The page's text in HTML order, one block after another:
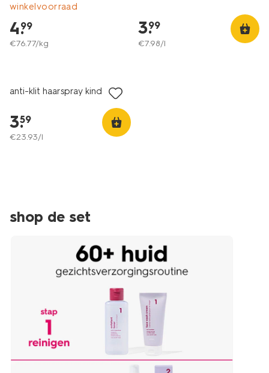
winkelvoorraad
4.
99
€76.77/kg
3.
99
€7.98/l
vegan
anti-klit haarspray kind
3.
59
€23.93/l
shop de set